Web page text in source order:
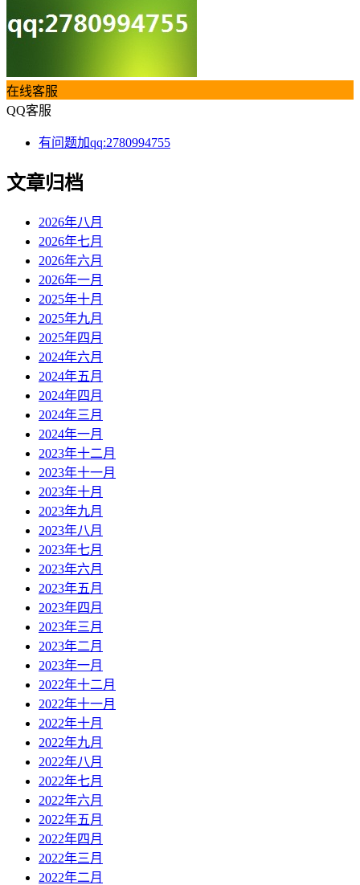
在线客服
QQ客服
有问题加qq:2780994755
文章归档
2026年八月
2026年七月
2026年六月
2026年一月
2025年十月
2025年九月
2025年四月
2024年六月
2024年五月
2024年四月
2024年三月
2024年一月
2023年十二月
2023年十一月
2023年十月
2023年九月
2023年八月
2023年七月
2023年六月
2023年五月
2023年四月
2023年三月
2023年二月
2023年一月
2022年十二月
2022年十一月
2022年十月
2022年九月
2022年八月
2022年七月
2022年六月
2022年五月
2022年四月
2022年三月
2022年二月